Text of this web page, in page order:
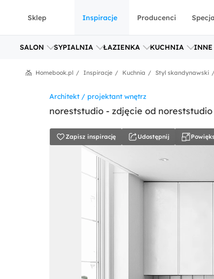
Sklep Inspiracje
SALON SYPIALNIA ŁAZIENKA KUCHNIA INNE
Producenci
Styl skandynawski
Kuchnia
Inspiracje
Homebook.pl
Architekt / projektant wnętrz
noreststudio - zdjęcie od noreststudio
Zapisz inspirację Udostępnij